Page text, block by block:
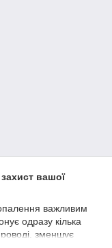
вашої
важливим
одразу кілька
зменшує